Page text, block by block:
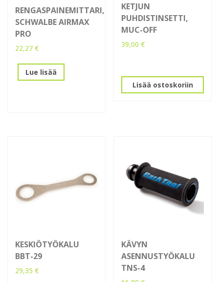
RENGASPAINEMITTARI,
SCHWALBE AIRMAX
PRO
22,27 €
Lue lisää
KETJUN
PUHDISTINSETTI,
MUC-OFF
39,00€
Lisää ostoskoriin
KESKIÖTYÖKALU
BBT-29
29,35 €
KÄVYN
ASENNUSTYÖKALU
TNS-4